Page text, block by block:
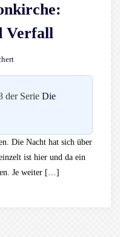
Verfall
der Serie Die
Die Nacht hat sich über
ist hier und da ein
Je weiter […]